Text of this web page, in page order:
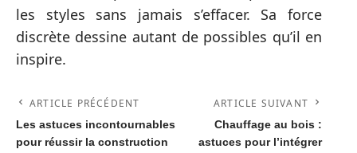
les styles sans jamais s’effacer. Sa force
discrète dessine autant de possibles qu’il en
inspire.
ARTICLE PRÉCÉDENT
Les astuces incontournables
pour réussir la construction
ARTICLE SUIVANT
Chauffage au bois :
astuces pour l’intégrer